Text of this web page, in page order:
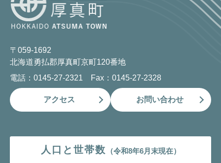
〒059-1692
北海道勇払郡厚真町京町120番地
電話：0145-27-2321 Fax：0145-27-2328
アクセス お問い合わせ
人口と世帯数 （令和8年6月末現在）